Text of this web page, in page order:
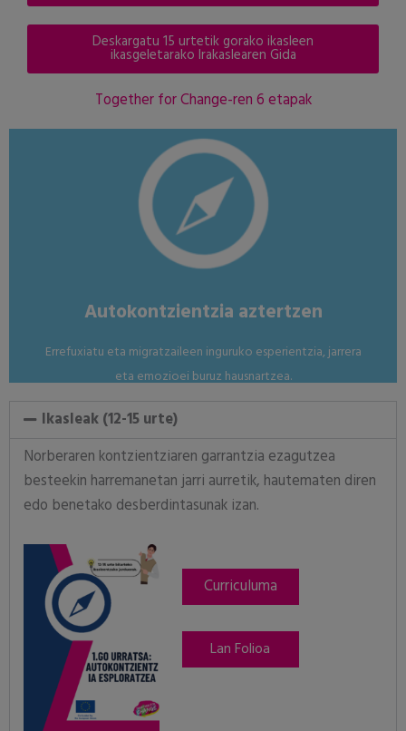
Deskargatu 15 urtetik gorako ikasleen
ikasgeletarako Irakaslearen Gida
Together for Change-ren 6 etapak
Autokontzientzia aztertzen
Errefuxiatu eta migratzaileen inguruko esperientzia, jarrera
eta emozioei buruz hausnartzea.
Norberaren esplorazioa eta elkartruke moderatua,
hausnarketarako galderak gidatuta.
Ikasleak (12-15 urte)
Norberaren kontzientziaren garrantzia ezagutzea
besteekin harremanetan jarri aurretik, hautematen diren
edo benetako desberdintasunak izan.
Curriculuma
Lan Folioa